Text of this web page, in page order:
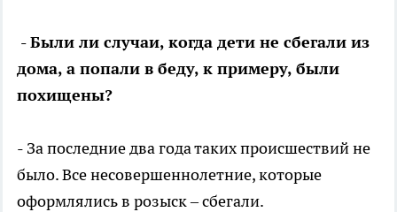
- Были ли случаи, когда дети не сбегали из
дома, а попали в беду, к примеру, были
похищены?
- За последние два года таких происшествий не
было. Все несовершеннолетние, которые
оформлялись в розыск – сбегали.